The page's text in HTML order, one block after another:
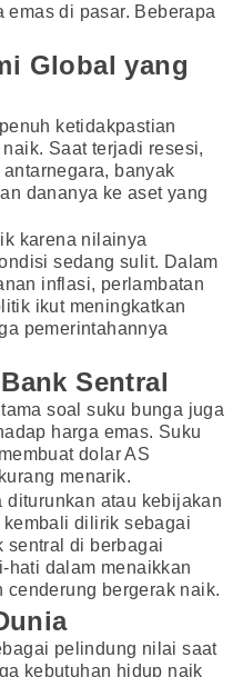
emas di pasar. Beberapa
Global yang
ketidakpastian
Saat terjadi resesi,
banyak
dananya ke aset yang
karena nilainya
sedang sulit. Dalam
inflasi, perlambatan
ikut meningkatkan
pemerintahannya
Sentral
soal suku bunga juga
harga emas. Suku
dolar AS
menarik.
diturunkan atau kebijakan
dilirik sebagai
sentral di berbagai
hati dalam menaikkan
cenderung bergerak naik.
pelindung nilai saat
kebutuhan hidup naik